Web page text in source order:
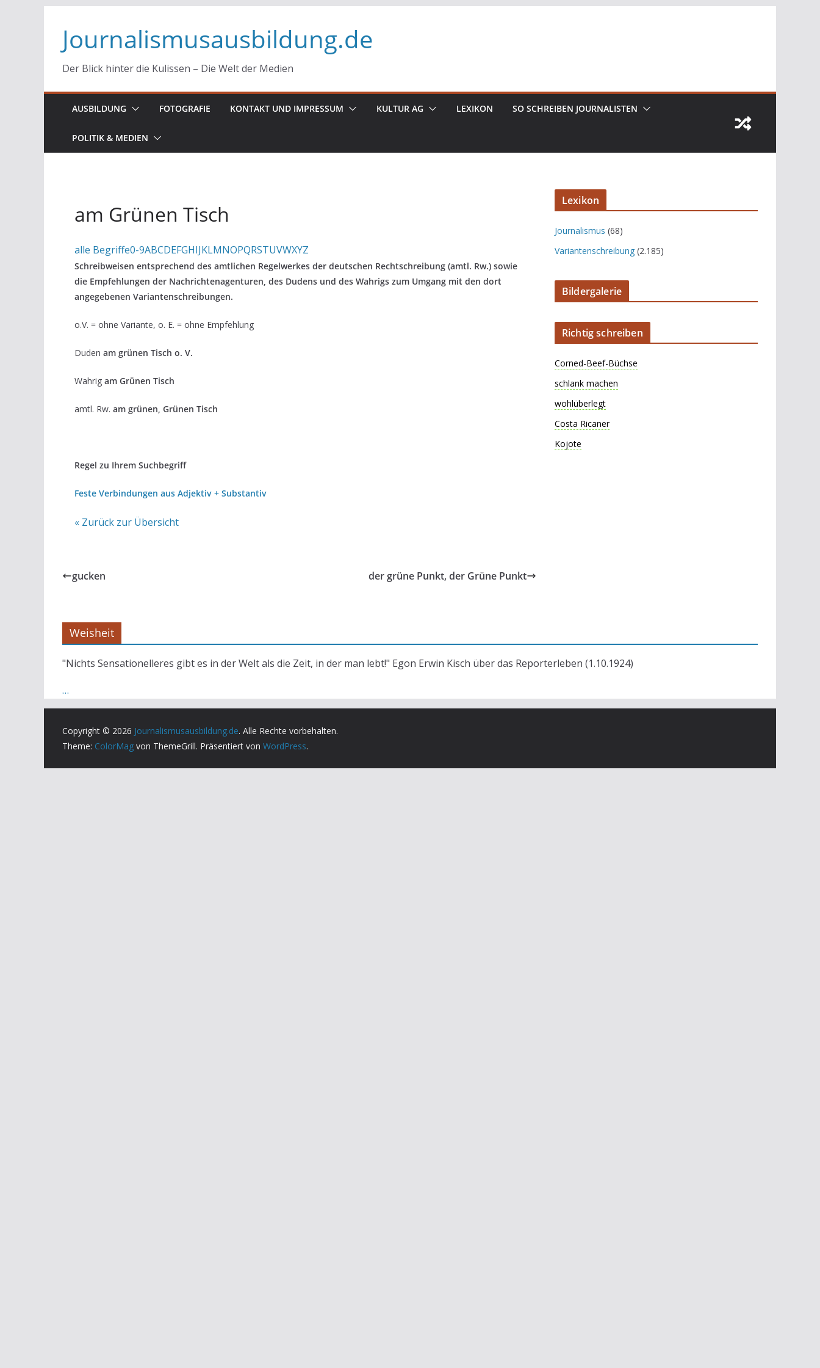
Inhalt
springen
Journalismusausbildung.de
Der Blick hinter die Kulissen – Die Welt der Medien
AUSBILDUNG FOTOGRAFIE KONTAKT UND IMPRESSUM KULTUR AG LEXIKON SO SCHREIBEN JOURNALISTEN
POLITIK & MEDIEN
am Grünen Tisch
alle Begriffe0-9ABCDEFGHIJKLMNOPQRSTUVWXYZ
Schreibweisen entsprechend des amtlichen Regelwerkes der deutschen Rechtschreibung (amtl. Rw.) sowie
die Empfehlungen der Nachrichtenagenturen, des Dudens und des Wahrigs zum Umgang mit den dort
angegebenen Variantenschreibungen.
o.V. = ohne Variante, o. E. = ohne Empfehlung
Duden am grünen Tisch o. V.
Wahrig am Grünen Tisch
amtl. Rw. am grünen, Grünen Tisch
Regel zu Ihrem Suchbegriff
Feste Verbindungen aus Adjektiv + Substantiv
« Zurück zur Übersicht
gucken der grüne Punkt, der Grüne Punkt
Lexikon
Journalismus (68)
Variantenschreibung (2.185)
Bildergalerie
Richtig schreiben
Corned-Beef-Büchse
schlank machen
wohlüberlegt
Costa Ricaner
Kojote
Weisheit
"Nichts Sensationelleres gibt es in der Welt als die Zeit, in der man lebt!" Egon Erwin Kisch über das Reporterleben (1.10.1924)
…
Copyright © 2026 Journalismusausbildung.de. Alle Rechte vorbehalten.
Theme: ColorMag von ThemeGrill. Präsentiert von WordPress.